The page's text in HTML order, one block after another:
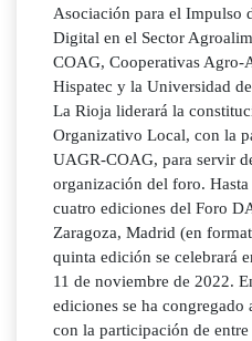
Asociación para el Impulso
Digital en el Sector
COAG, Cooperativas Agro-
Hispatec y la Universidad
La Rioja liderará la
Organizativo Local, con la
UAGR-COAG, para servir
organización del foro.
cuatro ediciones del Foro
Zaragoza, Madrid (en
quinta edición se celebrará
11 de noviembre de 2022.
ediciones se ha congregado
con la participación de